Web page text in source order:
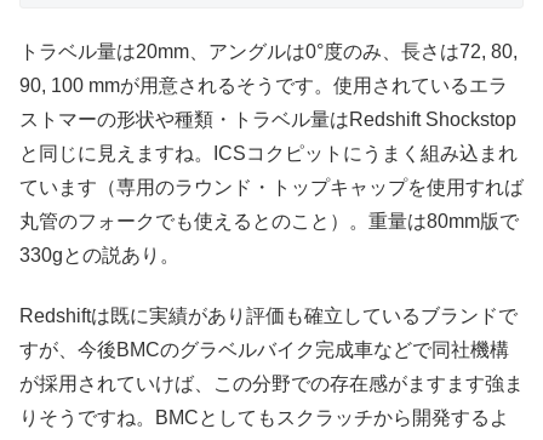
トラベル量は20mm、アングルは0°度のみ、長さは72, 80,
90, 100 mmが用意されるそうです。使用されているエラ
ストマーの形状や種類・トラベル量はRedshift Shockstop
と同じに見えますね。ICSコクピットにうまく組み込まれ
ています（専用のラウンド・トップキャップを使用すれば
丸管のフォークでも使えるとのこと）。重量は80mm版で
330gとの説あり。
Redshiftは既に実績があり評価も確立しているブランドで
すが、今後BMCのグラベルバイク完成車などで同社機構
が採用されていけば、この分野での存在感がますます強ま
りそうですね。BMCとしてもスクラッチから開発するよ